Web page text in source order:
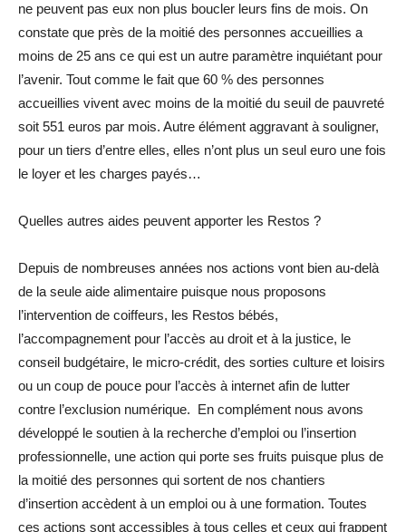
ne peuvent pas eux non plus boucler leurs fins de mois. On
constate que près de la moitié des personnes accueillies a
moins de 25 ans ce qui est un autre paramètre inquiétant pour
l’avenir. Tout comme le fait que 60 % des personnes
accueillies vivent avec moins de la moitié du seuil de pauvreté
soit 551 euros par mois. Autre élément aggravant à souligner,
pour un tiers d’entre elles, elles n’ont plus un seul euro une fois
le loyer et les charges payés…
Quelles autres aides peuvent apporter les Restos ?
Depuis de nombreuses années nos actions vont bien au-delà
de la seule aide alimentaire puisque nous proposons
l’intervention de coiffeurs, les Restos bébés,
l’accompagnement pour l’accès au droit et à la justice, le
conseil budgétaire, le micro-crédit, des sorties culture et loisirs
ou un coup de pouce pour l’accès à internet afin de lutter
contre l’exclusion numérique. En complément nous avons
développé le soutien à la recherche d’emploi ou l’insertion
professionnelle, une action qui porte ses fruits puisque plus de
la moitié des personnes qui sortent de nos chantiers
d’insertion accèdent à un emploi ou à une formation. Toutes
ces actions sont accessibles à tous celles et ceux qui frappent